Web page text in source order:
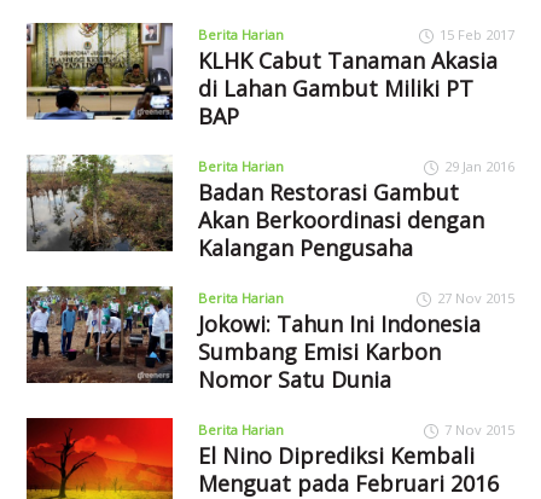
Berita Harian 15 Feb 2017
KLHK Cabut Tanaman Akasia
di Lahan Gambut Miliki PT
BAP
Berita Harian 29 Jan 2016
Badan Restorasi Gambut
Akan Berkoordinasi dengan
Kalangan Pengusaha
Berita Harian 27 Nov 2015
Jokowi: Tahun Ini Indonesia
Sumbang Emisi Karbon
Nomor Satu Dunia
Berita Harian 7 Nov 2015
El Nino Diprediksi Kembali
Menguat pada Februari 2016